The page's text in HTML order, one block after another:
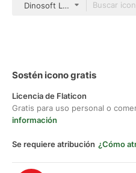
Dinosoft Lineal
Sostén icono gratis
Licencia de Flaticon
Gratis para uso personal o
información
Se requiere atribución ¿Cómo